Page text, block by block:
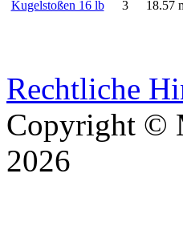
Kugelstoßen 16 lb
3 18.57
Rechtliche
Copyright ©
2026